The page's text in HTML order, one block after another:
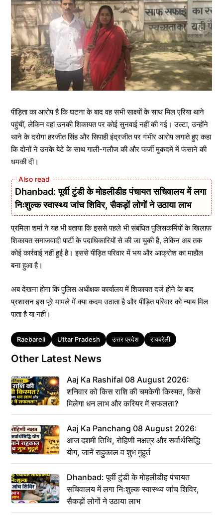
पीड़िता का आरोप है कि घटना के बाद वह सभी साक्ष्यों के साथ मिल एरिया थाने
पहुंचीं, लेकिन वहां उनकी शिकायत पर कोई सुनवाई नहीं की गई। उल्टा, उन्होंने
थाने के दरोगा हरजीत सिंह और सिपाही इंद्रजीत पर गंभीर आरोप लगाते हुए कहा
कि दोनों ने उनके बेटे के साथ गाली-गलौज की और फर्जी मुकदमे में फंसाने की
धमकी दी।
Dhanbad: पूर्वी टुंडी के मोहलीडीह पंचायत सचिवालय में लगा
निःशुल्क स्वास्थ्य जांच शिविर, सैकड़ों लोगों ने उठाया लाभ
प्रमिला शर्मा ने यह भी बताया कि इससे पहले भी संबंधित पुलिसकर्मियों के खिलाफ
शिकायत समाजवादी पार्टी के पदाधिकारियों से की जा चुकी है, लेकिन अब तक
कोई कार्रवाई नहीं हुई है। इससे पीड़ित परिवार में भय और आक्रोश का माहौल
बना हुआ है।
अब देखना होगा कि पुलिस अधीक्षक कार्यालय में शिकायत दर्ज होने के बाद
प्रशासन इस पूरे मामले में क्या कदम उठाता है और पीड़ित परिवार को न्याय मिल
पाता है या नहीं।
Tags
Raebareli Uttar Pradesh उत्तर प्रदेश रायबरेली
Other Latest News
Aaj Ka Rashifal 08 August 2026:
शनिवार को किस राशि की चमकेगी किस्मत, किसे
मिलेगा धन लाभ और करियर में सफलता?
Aaj Ka Panchang 08 August 2026:
आज दशमी तिथि, रोहिणी नक्षत्र और सर्वार्थसिद्धि
योग, जानें राहुकाल व शुभ मुहूर्त
Dhanbad: पूर्वी टुंडी के मोहलीडीह पंचायत
सचिवालय में लगा निःशुल्क स्वास्थ्य जांच शिविर,
सैकड़ों लोगों ने उठाया लाभ